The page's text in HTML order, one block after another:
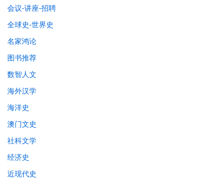
会议-讲座-招聘
全球史-世界史
名家鸿论
图书推荐
数智人文
海外汉学
海洋史
澳门文史
社科文学
经济史
近现代史